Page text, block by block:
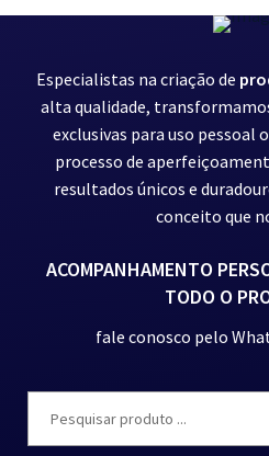
Especialistas na criação de
alta qualidade,
exclusivas para uso pessoal
processo de
resultados únicos e
conceito que
ACOMPANHAMENTO
TODO O
fale conosco pelo